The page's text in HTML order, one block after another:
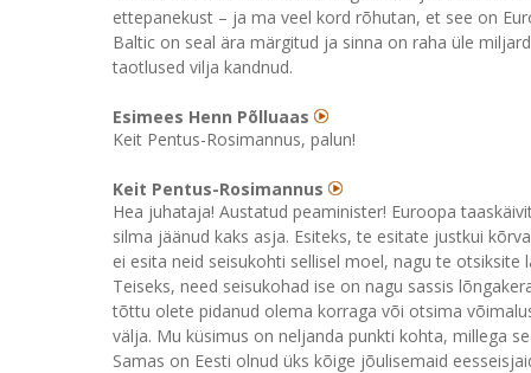
ettepanekust – ja ma veel kord rõhutan, et see on
Baltic on seal ära märgitud ja sinna on raha üle
taotlused vilja kandnud.
Esimees Henn Põlluaas
Keit Pentus-Rosimannus, palun!
Keit Pentus-Rosimannus
Hea juhataja! Austatud peaminister! Euroopa
silma jäänud kaks asja. Esiteks, te esitate justkui
ei esita neid seisukohti sellisel moel, nagu te
Teiseks, need seisukohad ise on nagu sassis
tõttu olete pidanud olema korraga või otsima
välja. Mu küsimus on neljanda punkti kohta, millega
Samas on Eesti olnud üks kõige jõulisemaid